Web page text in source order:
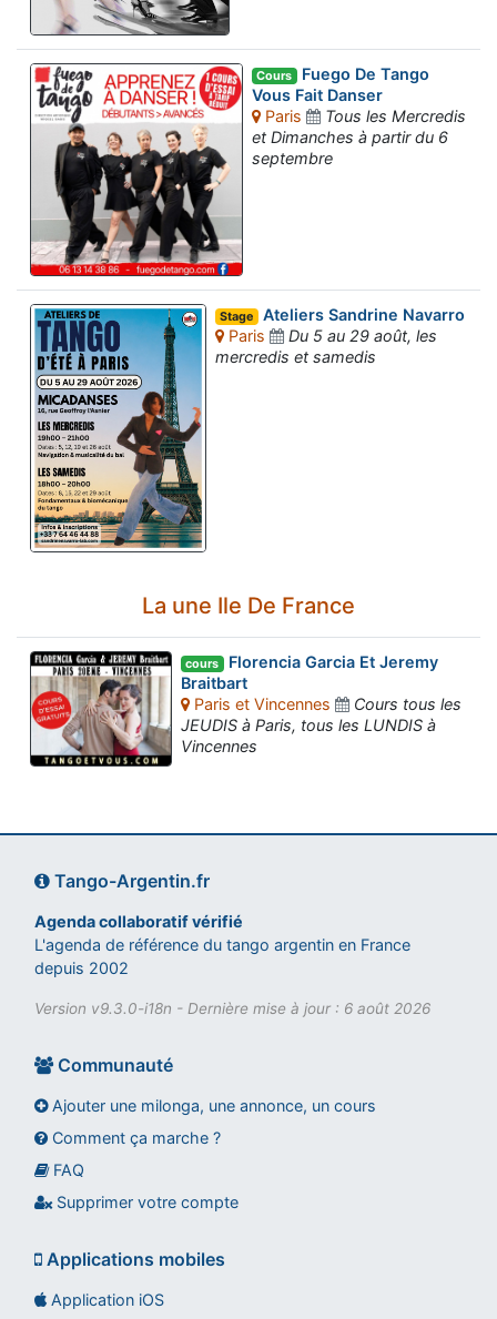
Cours Fuego De Tango
Vous Fait Danser
Paris
Tous les Mercredis
et Dimanches à partir du 6
septembre
Stage Ateliers Sandrine Navarro
Paris
Du 5 au 29 août, les
mercredis et samedis
La une Ile De France
cours Florencia Garcia Et Jeremy
Braitbart
Paris et Vincennes
Cours tous les
JEUDIS à Paris, tous les LUNDIS à
Vincennes
Tango-Argentin.fr
Agenda collaboratif vérifié
L'agenda de référence du tango argentin en France
depuis 2002
Version v9.3.0-i18n - Dernière mise à jour : 6 août 2026
Communauté
Ajouter une milonga, une annonce, un cours
Comment ça marche ?
FAQ
Supprimer votre compte
Applications mobiles
Application iOS
Assistant tango-argentin.fr
Questions sur les milongas, cours et stages